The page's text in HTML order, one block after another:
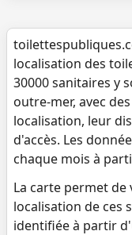
localisation des
30000 sanitaires y
outre-mer, avec
localisation, leur
d'accès. Les
chaque mois à
La carte permet de
localisation de ces
identifiée à partir